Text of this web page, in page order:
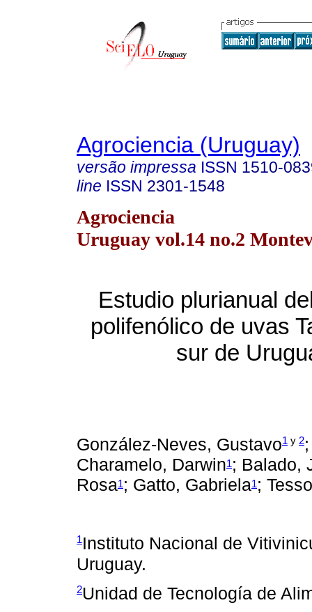
Agrociencia (Uruguay)
versão impressa ISSN 1510-
line ISSN 2301-1548
Agrociencia
Uruguay vol.14 no.2
Estudio plurianual
polifenólico de uvas
sur de
González-Neves, Gustavo1 y 2
Charamelo, Darwin1; Balado,
Rosa1; Gatto, Gabriela1;
1Instituto Nacional de
Uruguay.
2Unidad de Tecnología de